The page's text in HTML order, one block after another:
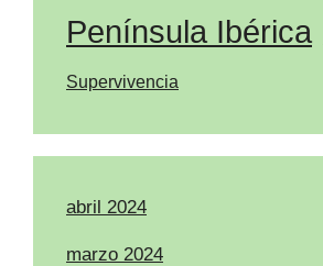
Península Ibérica
Supervivencia
abril 2024
marzo 2024